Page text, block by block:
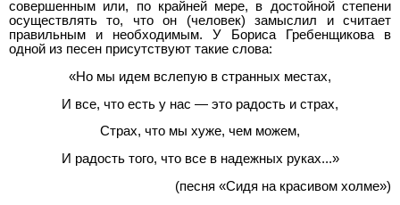
совершенным или, по крайней мере, в достойной степени
осуществлять то, что он (человек) замыслил и считает
правильным и необходимым. У Бориса Гребенщикова в
одной из песен присутствуют такие слова:
«Но мы идем вслепую в странных местах,
И все, что есть у нас — это радость и страх,
Страх, что мы хуже, чем можем,
И радость того, что все в надежных руках...»
(песня «Сидя на красивом холме»)